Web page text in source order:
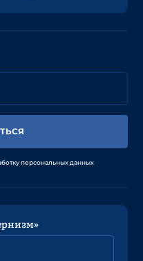
персональных данных